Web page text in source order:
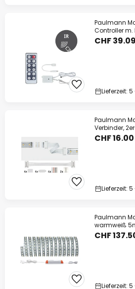
Paulmann
Controller m.
CHF 39.09
Lieferzeit:
Paulmann
Verbinder,
CHF 16.00
Lieferzeit:
Paulmann
warmweiß
CHF
Lieferzeit: